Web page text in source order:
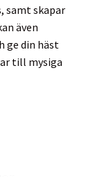
samt skapar
även
ge din häst
till mysiga